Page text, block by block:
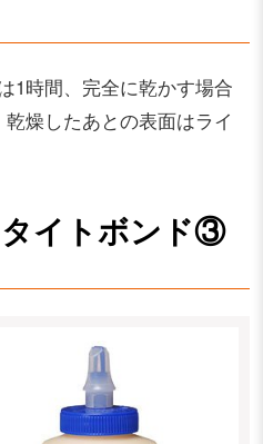
1時間、完全に乾かす場合
燥したあとの表面はライ
イトボンド③